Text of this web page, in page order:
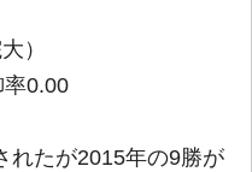
）
0.00
たが2015年の9勝が